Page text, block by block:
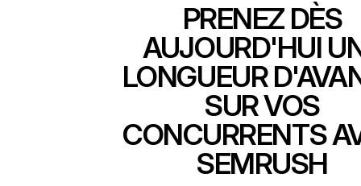
PRENEZ DÈS
AUJOURD'HUI
LONGUEUR
SUR VOS
CONCURRENTS
SEMRUSH